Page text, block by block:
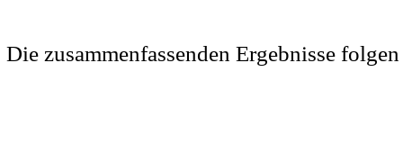
Die zusammenfassenden Ergebnisse